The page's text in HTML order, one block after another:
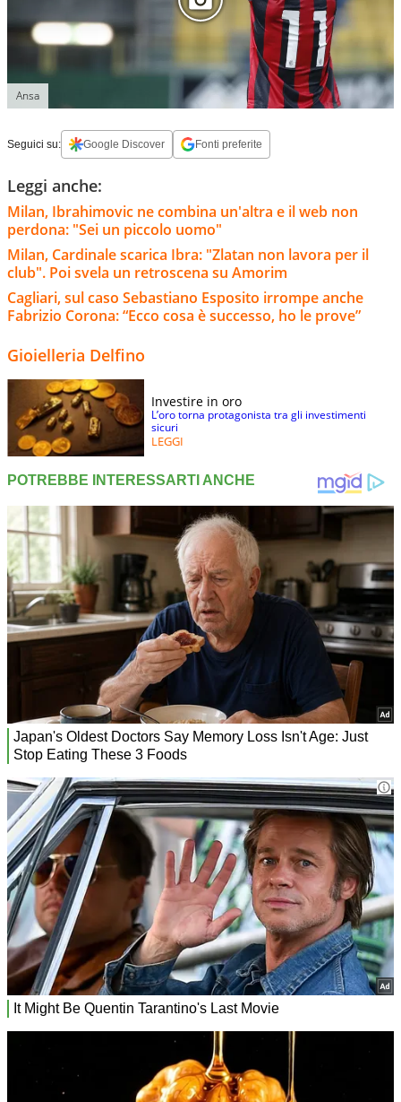
Ansa
Seguici su: Google Discover Fonti preferite
Leggi anche:
Milan, Ibrahimovic ne combina un'altra e il web non
perdona: "Sei un piccolo uomo"
Milan, Cardinale scarica Ibra: "Zlatan non lavora per il
club". Poi svela un retroscena su Amorim
Cagliari, sul caso Sebastiano Esposito irrompe anche
Fabrizio Corona: “Ecco cosa è successo, ho le prove”
Gioielleria Delfino
Investire in oro
L’oro torna protagonista tra gli investimenti
sicuri
LEGGI